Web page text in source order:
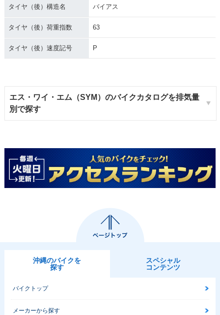
タイヤ（後）構造名 バイアス
タイヤ（後）荷重指数 63
タイヤ（後）速度記号 P
エス・ワイ・エム（SYM）のバイクカタログを排気量
別で探す
沖縄のバイクを
探す
スペシャル
コンテンツ
バイクトップ
メーカーから探す